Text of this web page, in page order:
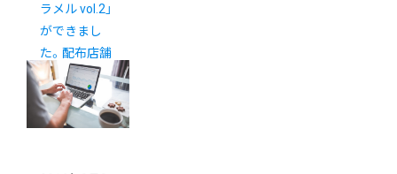
ラメル vol.2」
ができまし
た。配布店舗
募集中！